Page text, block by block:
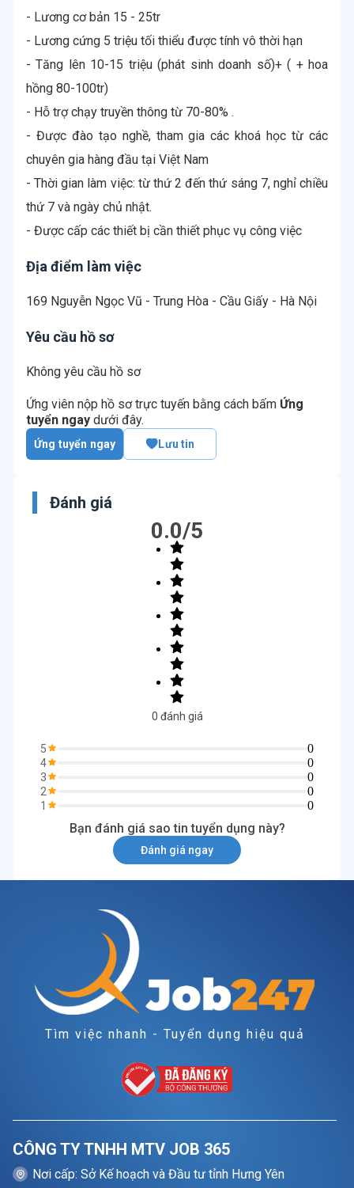
- Lương cơ bản 15 - 25tr
- Lương cứng 5 triệu tối thiểu được tính vô thời hạn
- Tăng lên 10-15 triệu (phát sinh doanh số)+ ( + hoa
hồng 80-100tr)
- Hỗ trợ chạy truyền thông từ 70-80% .
- Được đào tạo nghề, tham gia các khoá học từ các
chuyên gia hàng đầu tại Việt Nam
- Thời gian làm việc: từ thứ 2 đến thứ sáng 7, nghỉ chiều
thứ 7 và ngày chủ nhật.
Địa điểm làm việc
169 Nguyễn Ngọc Vũ - Trung Hòa - Cầu Giấy - Hà Nội
Yêu cầu hồ sơ
Không yêu cầu hồ sơ
Ứng viên nộp hồ sơ trực tuyến bằng cách bấm Ứng
tuyển ngay dưới đây.
Ứng tuyển ngay Lưu tin
Đánh giá
5 0
4 0
3 0
2 0
1 0
0.0/5
0 đánh giá
Bạn đánh giá sao tin tuyển dụng này?
Đánh giá ngay
Tìm việc nhanh - Tuyển dụng hiệu quả
CÔNG TY TNHH MTV JOB 365
Nơi cấp: Sở Kế hoạch và Đầu tư tỉnh Hưng Yên